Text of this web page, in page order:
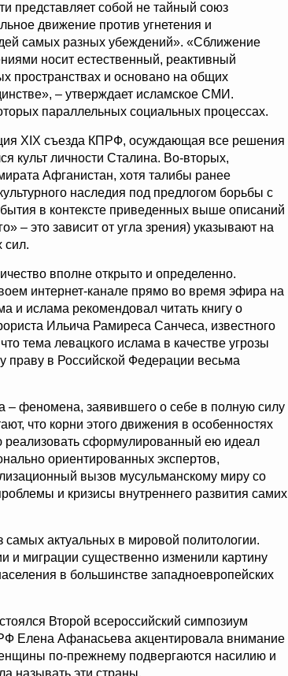
представляет собой не тайный союз
движение против угнетения и
самых разных убеждений». «Сближение
носит естественный, реактивный
пространствах и основано на общих
– утверждает исламское СМИ.
параллельных социальных процессах.
XIX съезда КПРФ, осуждающая все решения
культ личности Сталина. Во-вторых,
Афганистан, хотя талибы ранее
наследия под предлогом борьбы с
в контексте приведенных выше описаний
– это зависит от угла зрения) указывают на
сил.
вполне открыто и определенно.
интернет-канале прямо во время эфира на
и ислама рекомендовал читать книгу о
Ильича Рамиреса Санчеса, известного
тема левацкого ислама в качестве угрозы
праву в Российской Федерации весьма
– феномена, заявившего о себе в полную силу
что корни этого движения в особенностях
реализовать сформулированный ею идеал
ориентированных экспертов,
вызов мусульманскому миру со
и кризисы внутреннего развития самих
актуальных в мировой политологии.
и миграции существенно изменили картину
в большинстве западноевропейских
Второй всероссийский симпозиум
Елена Афанасьева акцентировала внимание
по-прежнему подвергаются насилию и
называть эти страны.